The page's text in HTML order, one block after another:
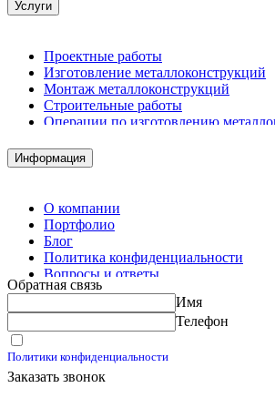
Услуги
Проектные работы
Изготовление металлоконструкций
Монтаж металлоконструкций
Строительные работы
Операции по изготовлению
Комплектация металлопроката
Изготовление винтовых свай
Информация
О компании
Портфолио
Блог
Политика конфиденциальности
Вопросы и ответы
Контакты
Обратная связь
Имя
Телефон
Политики конфиденциальности
Заказать звонок